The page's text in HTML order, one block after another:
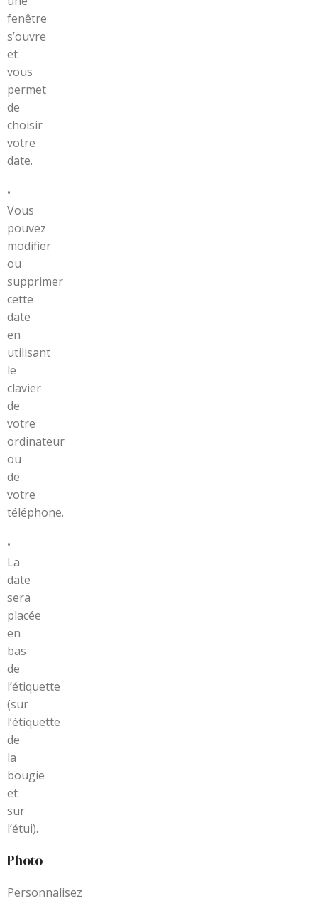
fenêtre
s’ouvre
et
vous
permet
de
choisir
votre
date.
•
Vous
pouvez
modifier
ou
supprimer
cette
date
en
utilisant
le
clavier
de
votre
ordinateur
ou
de
votre
téléphone.
•
La
date
sera
placée
en
bas
de
l’étiquette
(sur
l’étiquette
de
la
bougie
et
sur
l’étui).
Photo
Personnalisez